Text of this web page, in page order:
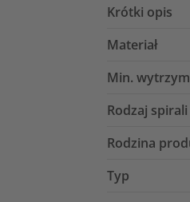
Krótki opis
Materiał
Min.
Rodzaj spirali
Rodzina
Typ